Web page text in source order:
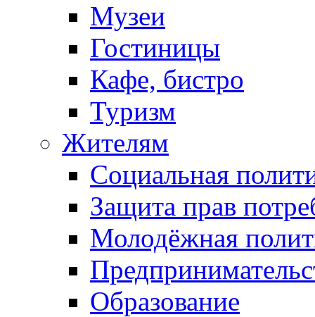
Музеи
Гостиницы
Кафе, бистро
Туризм
Жителям
Социальная
Защита прав
Молодёжная
Образование